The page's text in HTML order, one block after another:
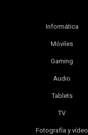
Informática
Móviles
Gaming
Audio
Tablets
TV
Fotografía y vídeo